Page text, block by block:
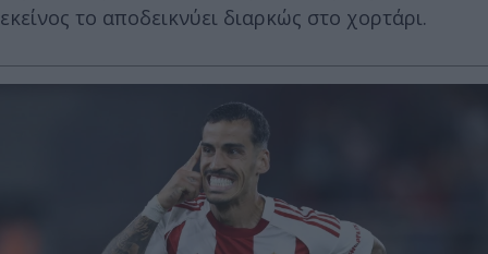
εκείνος το αποδεικνύει διαρκώς στο χορτάρι.